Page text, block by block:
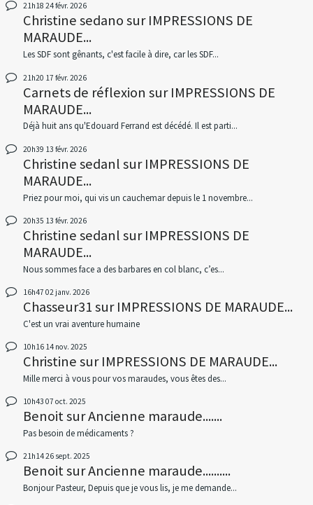
21h18 24févr. 2026
Christine sedanosurIMPRESSIONS DE
MARAUDE...
Les SDF sont gênants, c'est facile à dire, car les SDF...
21h20 17 févr. 2026
Carnets de réflexion surIMPRESSIONS DE
MARAUDE...
Déjà huit ans qu'Edouard Ferrand est décédé. Il est parti...
20h39 13 févr. 2026
Christine sedanlsurIMPRESSIONS DE
MARAUDE...
Priez pour moi, qui vis un cauchemar depuis le 1 novembre...
20h35 13 févr. 2026
Christine sedanlsurIMPRESSIONS DE
MARAUDE...
Nous sommes face a des barbares en col blanc, c’es...
16h47 02 janv. 2026
Chasseur31surIMPRESSIONS DE MARAUDE...
C'est un vrai aventure humaine
10h16 14 nov. 2025
ChristinesurIMPRESSIONS DE MARAUDE...
Mille merci à vous pour vos maraudes, vous êtes des...
10h43 07 oct. 2025
BenoitsurAncienne maraude.......
Pas besoin de médicaments ?
21h1426 sept. 2025
BenoitsurAncienne maraude..........
Bonjour Pasteur, Depuis que je vous lis, je me demande...